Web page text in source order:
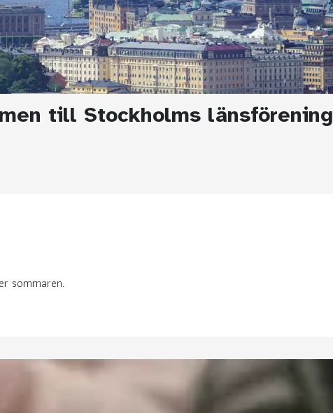
till Stockholms länsförening
sommaren.